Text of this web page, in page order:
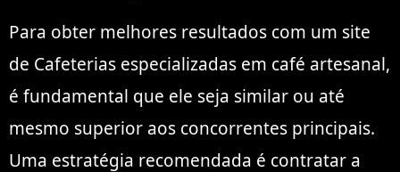
Para obter melhores resultados com um site
de Cafeterias especializadas em café artesanal,
é fundamental que ele seja similar ou até
mesmo superior aos concorrentes principais.
Uma estratégia recomendada é contratar a